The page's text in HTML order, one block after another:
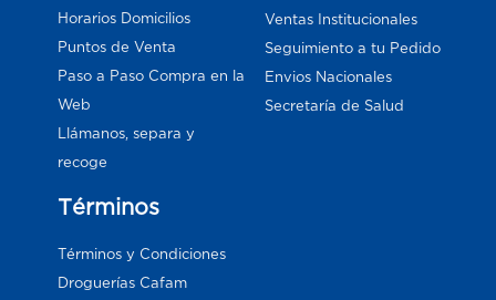
Horarios Domicilios
Puntos de Venta
Paso a Paso Compra en la
Web
Llámanos, separa y
recoge
Ventas Institucionales
Seguimiento a tu Pedido
Envios Nacionales
Secretaría de Salud
Términos
Términos y Condiciones
Droguerías Cafam